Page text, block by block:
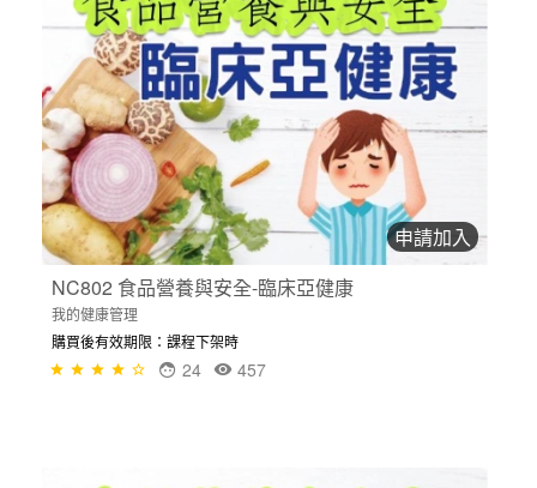
申請加入
NC802 食品營養與安全-臨床亞健康
我的健康管理
購買後有效期限：課程下架時
457
24